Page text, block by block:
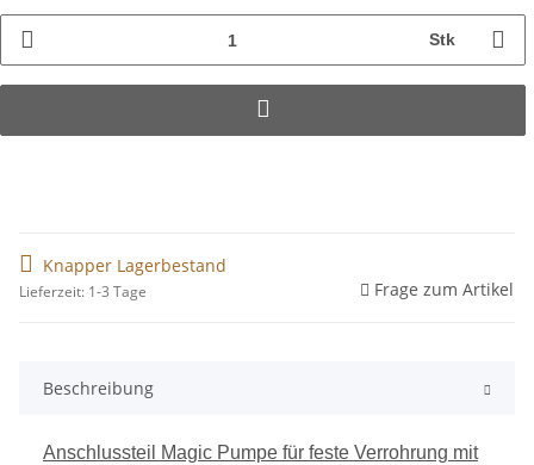
Stk
Knapper Lagerbestand
Lieferzeit: 1-3 Tage Frage zum Artikel
Beschreibung
Anschlussteil Magic Pumpe für feste Verrohrung mit